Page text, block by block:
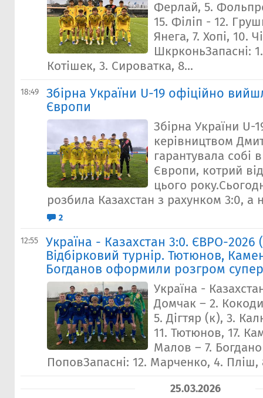
Ферлай, 5.
15. Філіп - 12.
Янега, 7. Хопі, 10.
ШкрконьЗапасні:
Котішек, 3. Сироватка, 8...
18:49
Збірна України U-19 офіційно
Європи
Збірна України U-
керівництвом
гарантувала собі
Європи, котрий
цього
розбила Казахстан з рахунком 3:0, а
2
12:55
Україна - Казахстан 3:0. ЄВРО-2026
Відбірковий турнір. Тютюнов,
Богданов оформили розгром
Україна -
Домчак – 2.
5. Дігтяр (к), 3.
11. Тютюнов, 17.
Малов – 7.
ПоповЗапасні: 12. Марченко, 4. Пліш,
25.03.2026